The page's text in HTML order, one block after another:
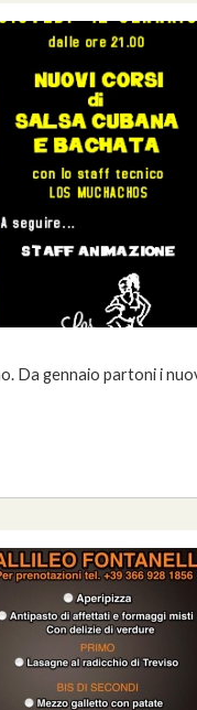
Da gennaio partoni i